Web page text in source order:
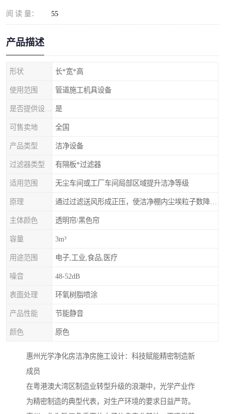
阅 读 量： 55
产品描述
形状 长*宽*高
使用范围 管道施工机具设备
是
可售卖地 全国
产品类型 洁净设备
过滤器类型 有隔板*过滤器
适用范围 无尘车间或工厂车间局部区域提升洁净等级
原理
主体颜色 透明帘/黑色帘
容量 3m³
用途范围 电子,工业,食品,医疗
噪音 48-52dB
表面处理 环氧树脂喷涂
产品性能 节能静音
颜色 原色
惠州光学净化房洁净房施工设计：科技赋能精密制造新
成员
在粤港澳大湾区制造业转型升级的浪潮中，光学产业作
为精密制造的典型代表，对生产环境的要求日益严苛。